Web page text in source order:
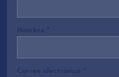
Nombre *
Correo electrónico *